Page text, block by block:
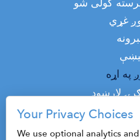
کولی شو
غړي
Top
په اړه
لارښود
Your Privacy Choices
We use optional analytics